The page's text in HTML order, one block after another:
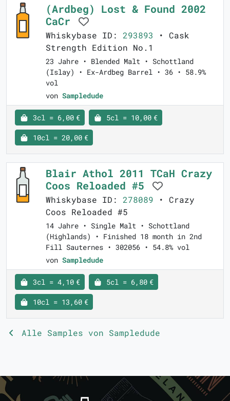
(Ardbeg) Lost & Found 2002
CaCr
Whiskybase ID: 293893 • Cask
Strength Edition No.1
23 Jahre • Blended Malt • Schottland
(Islay) • Ex-Ardbeg Barrel • 36 • 58.9%
vol
von Sampledude
3cl = 6,00 € 5cl = 10,00 €
10cl = 20,00 €
Blair Athol 2011 TCaH Crazy
Coos Reloaded #5
Whiskybase ID: 278089 • Crazy
Coos Reloaded #5
14 Jahre • Single Malt • Schottland
(Highlands) • Finished 18 month in 2nd
Fill Sauternes • 302056 • 54.8% vol
von Sampledude
3cl = 4,10 € 5cl = 6,80 €
10cl = 13,60 €
Alle Samples von Sampledude